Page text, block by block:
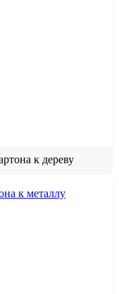
к дереву